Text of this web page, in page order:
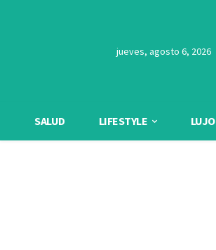
jueves, agosto 6, 2026
SALUD LIFESTYLE LUJO